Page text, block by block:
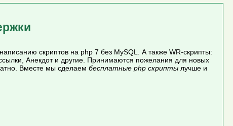
скриптов на php 7 без MySQL. А также WR-скрипты:
Анекдот и другие. Принимаются пожелания для новых
Вместе мы сделаем бесплатные php скриптылучше и